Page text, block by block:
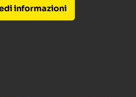
informazioni